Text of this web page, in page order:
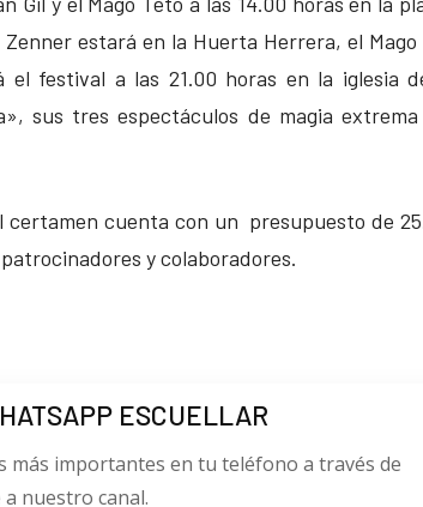
estará en la Huerta Herrera, el
el festival a las 21.00 horas en la iglesia
sus tres espectáculos de magia
certamen cuenta con un presupuesto de
y colaboradores.
ESCUELLAR
más importantes en tu teléfono a través de
nuestro canal.